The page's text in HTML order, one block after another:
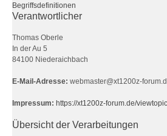
Begriffsdefinitionen
Verantwortlicher
Thomas Oberle
In der Au 5
84100 Niederaichbach
E-Mail-Adresse: webmaster@xt1200z-
Impressum: https://xt1200z-forum.de/
Übersicht der Verarbeitungen